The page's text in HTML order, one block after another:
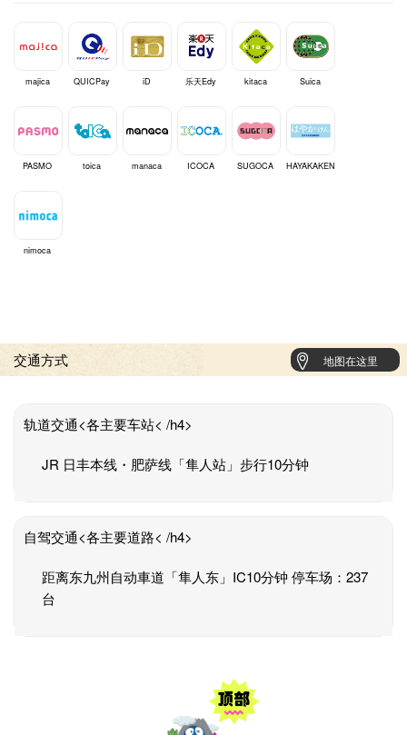
majica QUICPay iD 乐天Edy kitaca Suica
PASMO toica manaca ICOCA SUGOCA HAYAKAKEN
nimoca
交通方式 地图在这里
轨道交通<各主要车站< /h4>
JR 日丰本线・肥萨线「隼人站」步行10分钟
自驾交通<各主要道路< /h4>
距离东九州自动車道「隼人东」IC10分钟 停车场：237
台